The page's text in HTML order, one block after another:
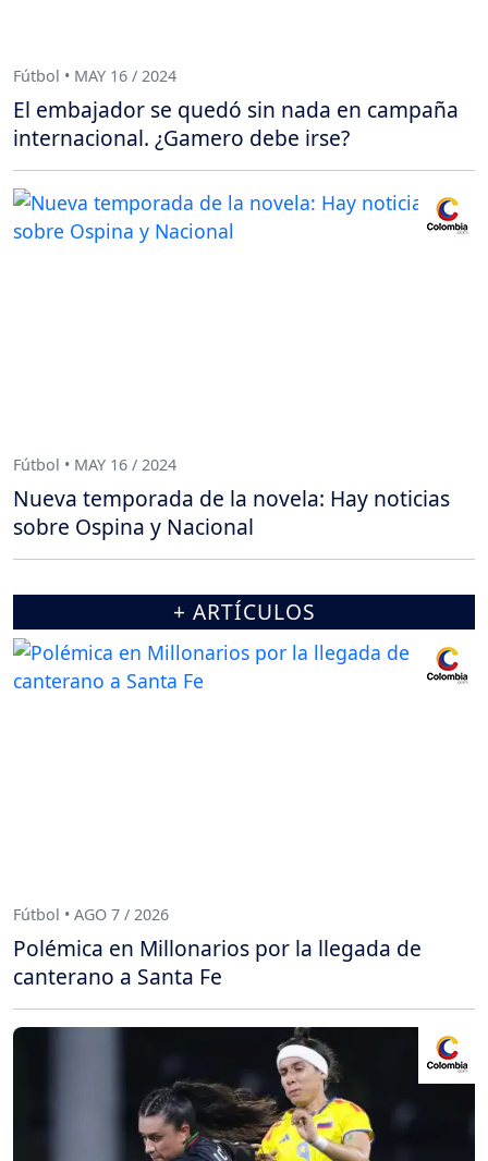
Fútbol • MAY 16 / 2024
El embajador se quedó sin nada en campaña
internacional. ¿Gamero debe irse?
Fútbol • MAY 16 / 2024
Nueva temporada de la novela: Hay noticias
sobre Ospina y Nacional
+ ARTÍCULOS
Fútbol • AGO 7 / 2026
Polémica en Millonarios por la llegada de
canterano a Santa Fe